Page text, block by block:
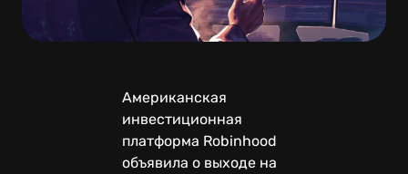
Американская
инвестиционная
платформа Robinhood
объявила о выходе на